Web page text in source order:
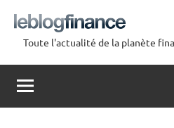
contenu
Le
Blog
Finance
Toute l'actualité de la planète